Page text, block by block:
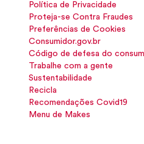
Política de Privacidade
Proteja-se Contra Fraudes
Preferências de Cookies
Consumidor.gov.br
Código de defesa do
Trabalhe com a gente
Sustentabilidade
Recicla
Recomendações Covid19
Menu de Makes